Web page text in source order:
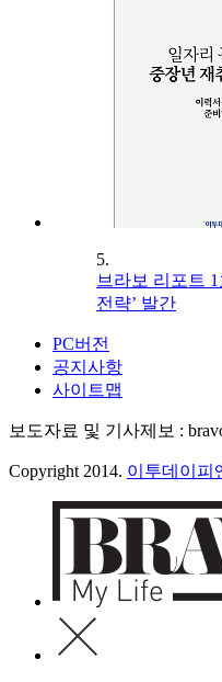
5.
브라보 리포트
전략’ 발간
PC버전
공지사항
사이트맵
보도자료 및 기사제보 :
Copyright 2014. 이투데이피